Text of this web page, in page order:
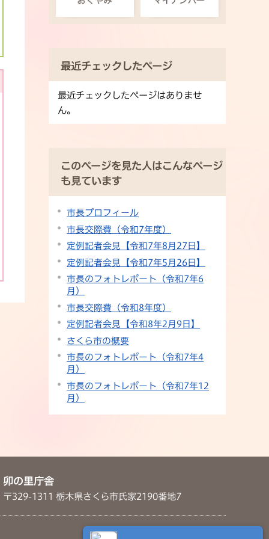
最近チェックしたページ
最近チェックしたページはありませ
ん。
このページを見た人はこんなページ
も見ています
市長プロフィール
市長交際費（令和7年度）
定例記者会見【令和7年8月27日】
定例記者会見【令和7年5月26日】
市長のフォトレポート（令和7年6
月）
市長交際費（令和8年度）
定例記者会見【令和8年2月9日】
さくら市の概要
市長のフォトレポート（令和7年4
月）
市長のフォトレポート（令和7年12
月）
卯の里庁舎
〒329-1311 栃木県さくら市氏家2190番地7